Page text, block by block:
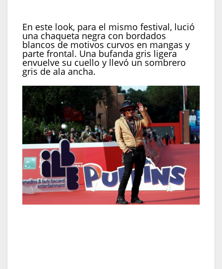
En este look, para el mismo festival, lució
una chaqueta negra con bordados
blancos de motivos curvos en mangas y
parte frontal. Una bufanda gris ligera
envuelve su cuello y llevó un sombrero
gris de ala ancha.